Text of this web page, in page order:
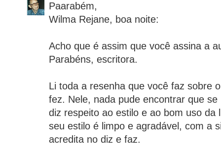
Paarabém,
Wilma Rejane, boa noite:
Acho que é assim que você assina a
Parabéns, escritora.
Li toda a resenha que você faz sobre
fez. Nele, nada pude encontrar que
diz respeito ao estilo e ao bom uso da
seu estilo é limpo e agradável, com a
acredita no diz e faz.